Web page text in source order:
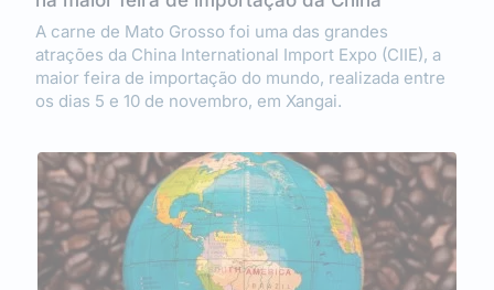
A carne de Mato Grosso foi uma das grandes
atrações da China International Import Expo (CIIE), a
maior feira de importação do mundo, realizada entre
os dias 5 e 10 de novembro, em Xangai.